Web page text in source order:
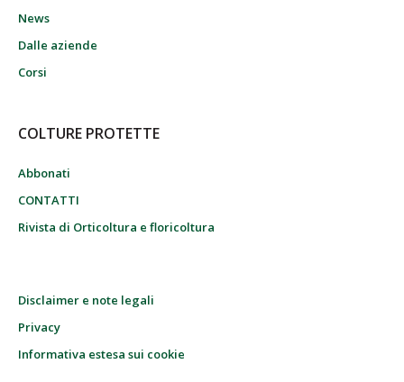
News
Dalle aziende
Corsi
COLTURE PROTETTE
Abbonati
CONTATTI
Rivista di Orticoltura e floricoltura
Disclaimer e note legali
Privacy
Informativa estesa sui cookie